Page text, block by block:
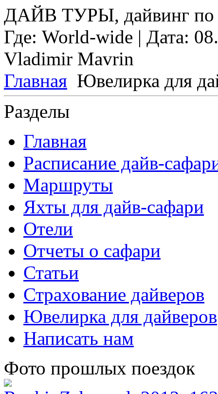
ДАЙВ ТУРЫ, дайвинг по
Где: World-wide | Дата:
Vladimir Mavrin
Главная Ювелирка для
Разделы
Главная
Расписание дайв-
Маршруты
Яхты для дайв-сафари
Отели
Отчеты о сафари
Статьи
Страхование дайверов
Ювелирка для дайверов
Написать нам
Фото прошлых поездок